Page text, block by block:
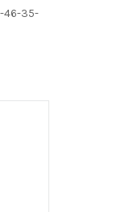
46-35-